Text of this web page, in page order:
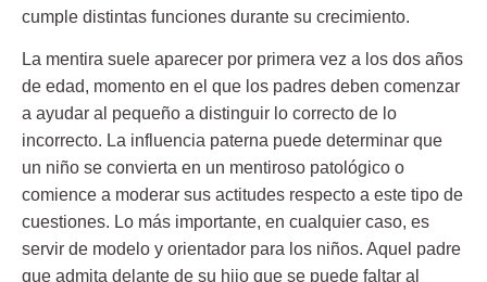
cumple distintas funciones durante su crecimiento.
La mentira suele aparecer por primera vez a los dos años
de edad, momento en el que los padres deben comenzar
a ayudar al pequeño a distinguir lo correcto de lo
incorrecto. La influencia paterna puede determinar que
un niño se convierta en un mentiroso patológico o
comience a moderar sus actitudes respecto a este tipo de
cuestiones. Lo más importante, en cualquier caso, es
servir de modelo y orientador para los niños. Aquel padre
que admita delante de su hijo que se puede faltar al